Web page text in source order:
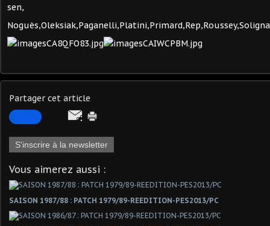
sen,
Partager cet article
S'inscrire à la newsletter
Vous aimerez aussi :
SAISON 1987/88 : PATCH 1979/89-REEDITION-PES2013/PC